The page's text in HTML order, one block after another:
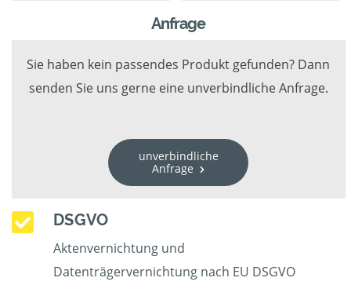
Anfrage
Sie haben kein passendes Produkt gefunden? Dann
senden Sie uns gerne eine unverbindliche Anfrage.
unverbindliche
Anfrage
DSGVO
Aktenvernichtung und
Datenträgervernichtung nach EU DSGVO